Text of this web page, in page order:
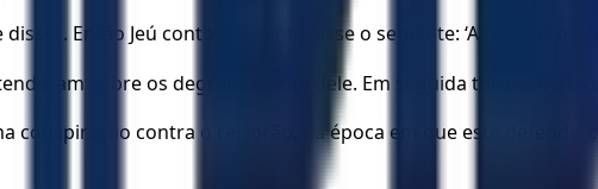
Então Jeú contou: "Ele me disse o seguinte: ‘Assim diz o
sobre os degraus diante dele. Em seguida tocaram a
conspiração contra o rei Jorão, na época em que este